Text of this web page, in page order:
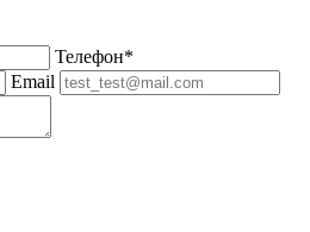
Телефон*
Email